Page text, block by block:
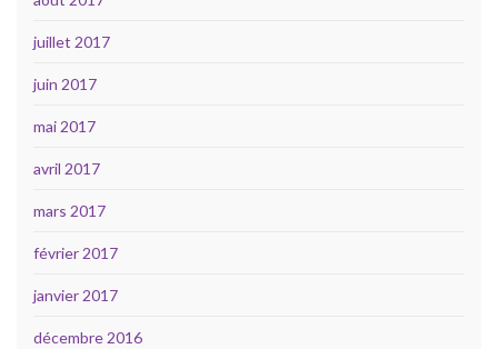
juillet 2017
juin 2017
mai 2017
avril 2017
mars 2017
février 2017
janvier 2017
décembre 2016